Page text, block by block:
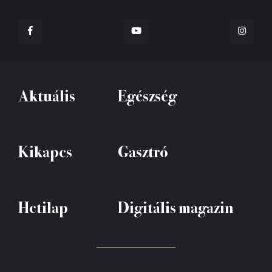
Aktuális Egészség
Kikapcs Gasztró
Hetilap Digitális magazin